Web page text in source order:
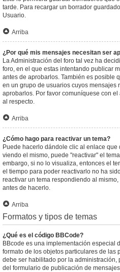
tarde. Para recargar un borrador
Usuario.
Arriba
¿Por qué mis mensajes necesitan ser
La Administración del foro tal vez ha
foro, en el que estas intentando publicar
antes de aprobarlos. También es posible
en un grupo de usuarios cuyos mensajes
aprobarlos. Por favor comuníquese con
al respecto.
Arriba
¿Cómo hago para reactivar un tema?
Puede hacerlo dándole clic al enlace que
viendo el mismo, puede "reactivar" el
embargo, si no lo visualiza, entonces el
el tiempo para poder reactivarlo no ha
reactivar un tema respondiendo al
antes de hacerlo.
Arriba
Formatos y tipos de temas
¿Qué es el código BBCode?
BBcode es una implementación especial
formato de los objetos particulares de las
debe ser habilitado por la
del formulario de publicación de